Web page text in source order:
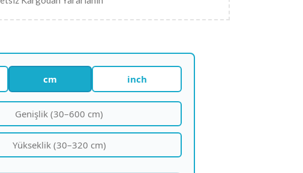
cm inch